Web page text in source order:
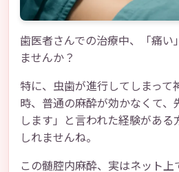
歯医者さんでの治療中、「痛い
ませんか？
特に、虫歯が進行してしまって
時、普通の麻酔が効かなくて、
します」と言われた経験があ
しれませんね。
この髄腔内麻酔、実はネット上